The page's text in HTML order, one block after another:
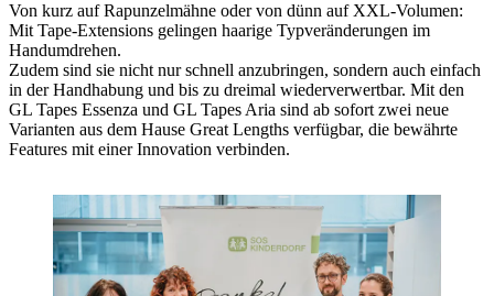
Von kurz auf Rapunzelmähne oder von dünn auf XXL-Volumen:
Mit Tape-Extensions gelingen haarige Typveränderungen im
Handumdrehen.
Zudem sind sie nicht nur schnell anzubringen, sondern auch einfach
in der Handhabung und bis zu dreimal wiederverwertbar. Mit den
GL Tapes Essenza und GL Tapes Aria sind ab sofort zwei neue
Varianten aus dem Hause Great Lengths verfügbar, die bewährte
Features mit einer Innovation verbinden.